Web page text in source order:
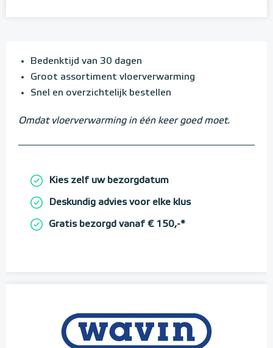
Bedenktijd van 30 dagen
Groot assortiment vloerverwarming
Snel en overzichtelijk bestellen
Omdat vloerverwarming in één keer goed moet.
Kies zelf uw bezorgdatum
Deskundig advies voor elke klus
Gratis bezorgd vanaf € 150,-*